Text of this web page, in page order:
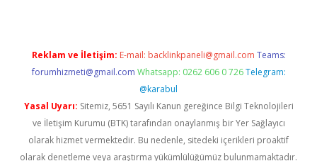
Reklam ve İletişim: E-mail: backlinkpaneli@gmail.com Teams:
forumhizmeti@gmail.com Whatsapp: 0262 606 0 726 Telegram:
@karabul
Yasal Uyarı: Sitemiz, 5651 Sayılı Kanun gereğince Bilgi Teknolojileri
ve İletişim Kurumu (BTK) tarafından onaylanmış bir Yer Sağlayıcı
olarak hizmet vermektedir. Bu nedenle, sitedeki içerikleri proaktif
olarak denetleme veya araştırma yükümlülüğümüz bulunmamaktadır.